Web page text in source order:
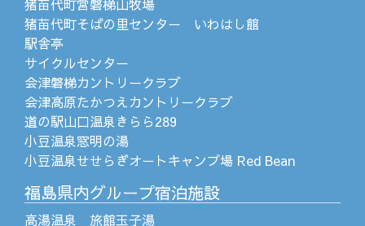
猪苗代町営磐梯山牧場
猪苗代町そばの里センター いわはし館
駅舎亭
サイクルセンター
会津磐梯カントリークラブ
会津高原たかつえカントリークラブ
道の駅山口温泉きらら289
小豆温泉窓明の湯
小豆温泉せせらぎオートキャンプ場 Red Bean
福島県内グループ宿泊施設
高湯温泉 旅館玉子湯